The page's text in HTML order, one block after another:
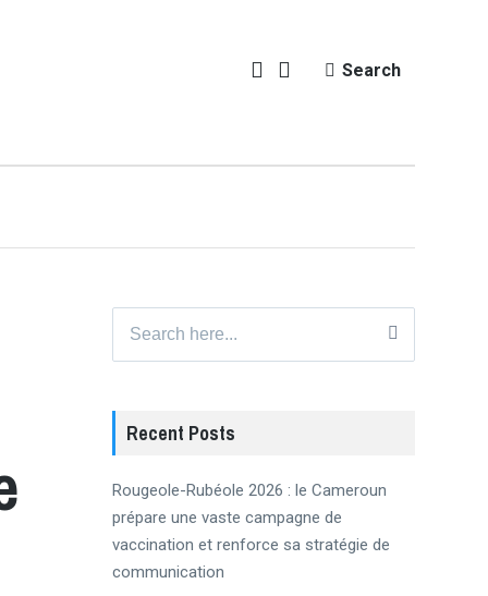
Search
for:
Recent Posts
Rougeole-Rubéole 2026 : le Cameroun
prépare une vaste campagne de
vaccination et renforce sa stratégie de
communication